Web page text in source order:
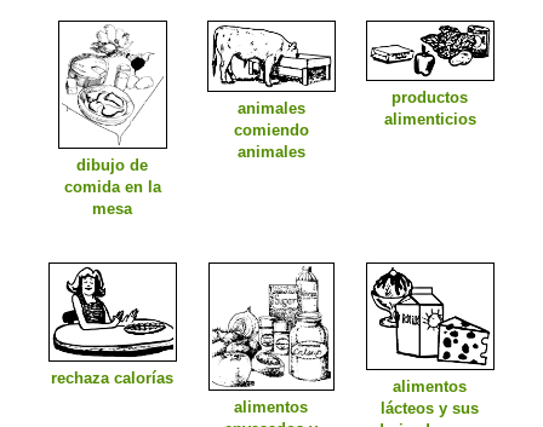
dibujo de
comida en la
mesa
animales
comiendo
animales
productos
alimenticios
rechaza calorías
alimentos
alimentos
lácteos y sus